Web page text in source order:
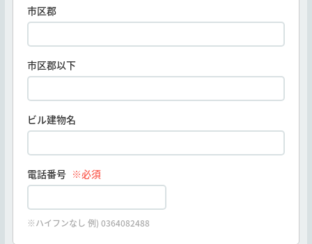
市区郡
市区郡以下
ビル建物名
電話番号 ※必須
※ハイフンなし 例) 0364082488